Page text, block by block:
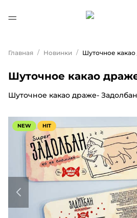
Главная / Новинки / Шуточное
Шуточное какао
Шуточное какао драже-
NEW HIT